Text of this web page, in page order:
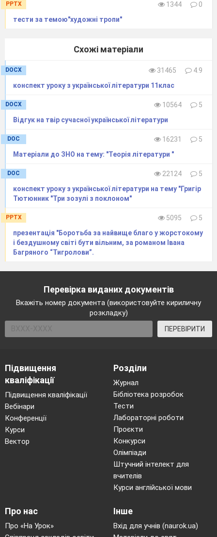
PPTX 1344
0
тести за темою"художні тропи"
Схожі матеріали
DOCX 31465
4.9
конспект уроку з української літератури 11клас
DOCX 10564
5
Відгук на твір сучасної української літератури
DOC 16231
5
Матеріали до ЗНО на тему: "Теорія літератури "
DOC 22124
5
конспект уроку з української літератури на тему "Григір
Тютюнник "Три зозулі з поклоном"
PPTX 5095
5
презентація "Боротьба за найвище благо у жорстокому
і бездушному світі бути вільним, за романом Івана
Багряного “Тигролови”.
Перевірка виданих документів
Вкажіть номер документа (використовуйте кириличну
розкладку)
ПЕРЕВІРИТИ
Підвищення
кваліфікації
Підвищення кваліфікації
Вебінари
Конференції
Курси
Вектор
Розділи
Журнал
Бібліотека розробок
Тести
Лабораторні роботи
Проєкти
Конкурси
Олімпіади
Штучний інтелект для
вчителів
Курси англійської мови
Про нас
Про «На Урок»
Інше
Вхід для учнів (naurok.ua)